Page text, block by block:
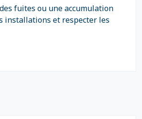
fuites ou une accumulation
installations et respecter les